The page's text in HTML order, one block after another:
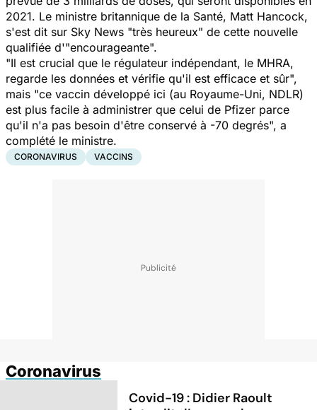
2021. Le ministre britannique de la Santé, Matt Hancock,
s'est dit sur Sky News "très heureux" de cette nouvelle
qualifiée d'"encourageante".
"Il est crucial que le régulateur indépendant, le MHRA,
regarde les données et vérifie qu'il est efficace et sûr",
mais "ce vaccin développé ici (au Royaume-Uni, NDLR)
est plus facile à administrer que celui de Pfizer parce
qu'il n'a pas besoin d'être conservé à -70 degrés", a
complété le ministre.
CORONAVIRUS VACCINS
Coronavirus
Covid-19 : Didier Raoult